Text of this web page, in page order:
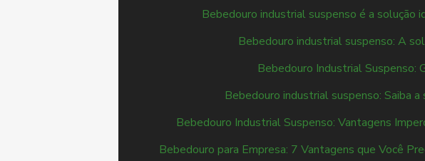
Bebedouro industrial suspenso é a solução
Bebedouro industrial suspenso: A
Bebedouro Industrial Suspenso:
Bebedouro industrial suspenso: Saiba
Bebedouro Industrial Suspenso: Vantagens
Bebedouro para Empresa: 7 Vantagens que Você